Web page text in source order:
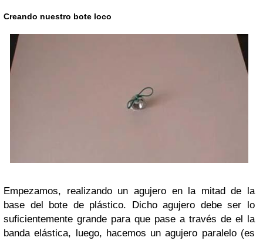
Creando nuestro bote loco
Empezamos, realizando un agujero en la mitad de la
base del bote de plástico. Dicho agujero debe ser lo
suficientemente grande para que pase a través de el la
banda elástica, luego, hacemos un agujero paralelo (es